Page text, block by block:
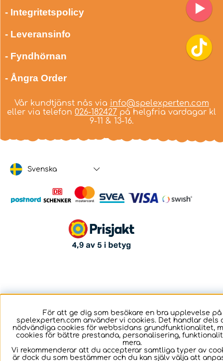
- Integritetspolicy
- Leveransinfo
- Fyndhörnan
- Ångra Order
Vår kundtjänst nås via info@spelexperten.com
eller via telefon 026-182427 på helgfria vardagar kl
9-11 & 13-16.
Svenska
För att ge dig som besökare en bra upplevelse på
spelexperten.com använder vi cookies. Det handlar dels
nödvändiga cookies för webbsidans grundfunktionalitet,
cookies för bättre prestanda, personalisering,
mera.
Vi rekommenderar att du accepterar samtliga typer av
är dock du som bestämmer och du kan själv välja att